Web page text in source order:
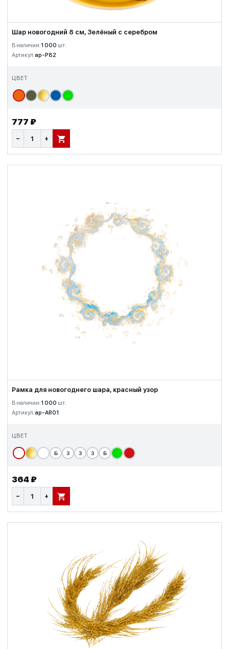
Шар новогодний 8 см, Зелёный с серебром
В наличии:1 000 шт.
Артикул:ap-P82
ЦВЕТ
777 ₽
− + В КОРЗИНУ
Рамка для новогоднего шара, красный узор
В наличии:1 000 шт.
Артикул:ap-AR01
ЦВЕТ
Б З З З Б
364 ₽
− + В КОРЗИНУ